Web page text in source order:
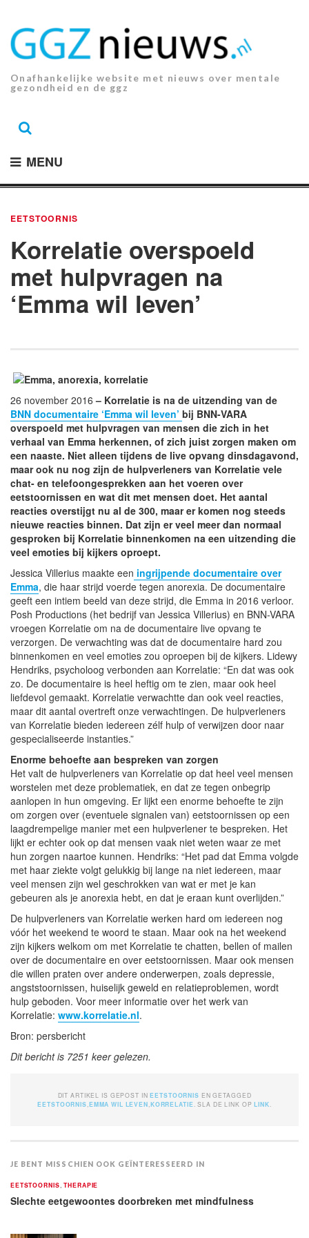
inhoud.
Onafhankelijke website met nieuws over mentale
gezondheid en de ggz
MENU
EETSTOORNIS
Korrelatie overspoeld
met hulpvragen na
‘Emma wil leven’
26 november 2016 – Korrelatie is na de uitzending van de
BNN documentaire ‘Emma wil leven’ bij BNN-VARA
overspoeld met hulpvragen van mensen die zich in het
verhaal van Emma herkennen, of zich juist zorgen maken om
een naaste. Niet alleen tijdens de live opvang dinsdagavond,
maar ook nu nog zijn de hulpverleners van Korrelatie vele
chat- en telefoongesprekken aan het voeren over
eetstoornissen en wat dit met mensen doet. Het aantal
reacties overstijgt nu al de 300, maar er komen nog steeds
nieuwe reacties binnen. Dat zijn er veel meer dan normaal
gesproken bij Korrelatie binnenkomen na een uitzending die
veel emoties bij kijkers oproept.
Jessica Villerius maakte een ingrijpende documentaire over
Emma, die haar strijd voerde tegen anorexia. De documentaire
geeft een intiem beeld van deze strijd, die Emma in 2016 verloor.
Posh Productions (het bedrijf van Jessica Villerius) en BNN-VARA
vroegen Korrelatie om na de documentaire live opvang te
verzorgen. De verwachting was dat de documentaire hard zou
binnenkomen en veel emoties zou oproepen bij de kijkers. Lidewy
Hendriks, psycholoog verbonden aan Korrelatie: “En dat was ook
zo. De documentaire is heel heftig om te zien, maar ook heel
liefdevol gemaakt. Korrelatie verwachtte dan ook veel reacties,
maar dit aantal overtreft onze verwachtingen. De hulpverleners
van Korrelatie bieden iedereen zélf hulp of verwijzen door naar
gespecialiseerde instanties.”
Enorme behoefte aan bespreken van zorgen
Het valt de hulpverleners van Korrelatie op dat heel veel mensen
worstelen met deze problematiek, en dat ze tegen onbegrip
aanlopen in hun omgeving. Er lijkt een enorme behoefte te zijn
om zorgen over (eventuele signalen van) eetstoornissen op een
laagdrempelige manier met een hulpverlener te bespreken. Het
lijkt er echter ook op dat mensen vaak niet weten waar ze met
hun zorgen naartoe kunnen. Hendriks: “Het pad dat Emma volgde
met haar ziekte volgt gelukkig bij lange na niet iedereen, maar
veel mensen zijn wel geschrokken van wat er met je kan
gebeuren als je anorexia hebt, en dat je eraan kunt overlijden.”
De hulpverleners van Korrelatie werken hard om iedereen nog
vóór het weekend te woord te staan. Maar ook na het weekend
zijn kijkers welkom om met Korrelatie te chatten, bellen of mailen
over de documentaire en over eetstoornissen. Maar ook mensen
die willen praten over andere onderwerpen, zoals depressie,
angststoornissen, huiselijk geweld en relatieproblemen, wordt
hulp geboden. Voor meer informatie over het werk van
Korrelatie: www.korrelatie.nl.
Bron: persbericht
Dit bericht is 7251 keer gelezen.
DIT ARTIKEL IS GEPOST INEETSTOORNIS EN GETAGGED
EETSTOORNIS EMMA WIL LEVEN KORRELATIE . SLA DE LINK OPLINK
JE BENT MISSCHIEN OOK GEÏNTERESSEERD IN
EETSTOORNIS ,THERAPIE
Slechte eetgewoontes doorbreken met mindfulness